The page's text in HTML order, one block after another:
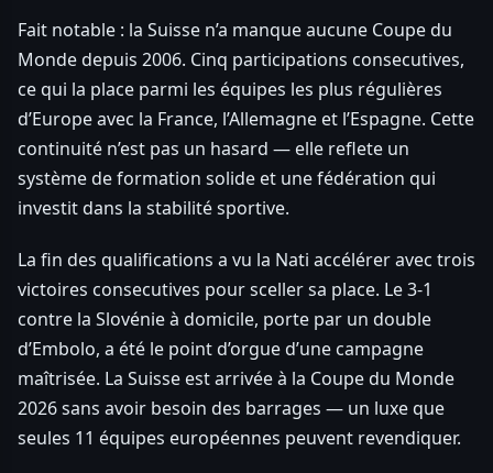
Fait notable : la Suisse n’a manque aucune Coupe du
Monde depuis 2006. Cinq participations consecutives,
ce qui la place parmi les équipes les plus régulières
d’Europe avec la France, l’Allemagne et l’Espagne. Cette
continuité n’est pas un hasard — elle reflete un
système de formation solide et une fédération qui
investit dans la stabilité sportive.
La fin des qualifications a vu la Nati accélérer avec trois
victoires consecutives pour sceller sa place. Le 3-1
contre la Slovénie à domicile, porte par un double
d’Embolo, a été le point d’orgue d’une campagne
maîtrisée. La Suisse est arrivée à la Coupe du Monde
2026 sans avoir besoin des barrages — un luxe que
seules 11 équipes européennes peuvent revendiquer.